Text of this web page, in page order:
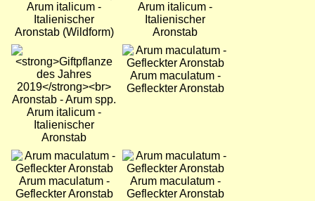
Arum italicum -
Italienischer
Aronstab (Wildform)
Arum italicum -
Italienischer
Aronstab
Bild
Arum italicum -
Italienischer
Aronstab
Bild
Arum maculatum -
Gefleckter Aronstab
Bild
Arum maculatum -
Gefleckter Aronstab
Bild
Arum maculatum -
Gefleckter Aronstab